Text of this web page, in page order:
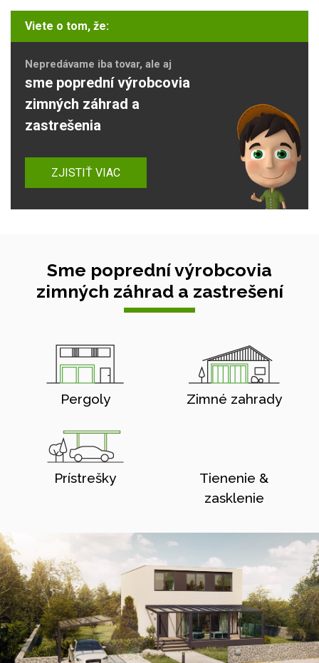
Viete o tom, že:
Nepredávame iba tovar, ale aj
sme poprední výrobcovia
zimných záhrad a
zastrešenia
ZJISTIŤ VIAC
Sme poprední výrobcovia
zimných záhrad a zastrešení
Pergoly Zimné zahrady
Prístrešky
Tienenie &
zasklenie